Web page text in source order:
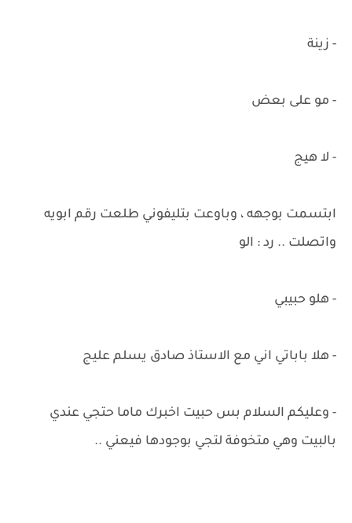
- زينة
- مو على بعض
- لا هيج
ابتسمت بوجهه ، وباوعت بتليفوني طلعت رقم ابويه
واتصلت .. رد : الو
- هلو حبيبي
- هلا باباتي اني مع الاستاذ صادق يسلم عليج
- وعليكم السلام بس حبيت اخبرك ماما حتجي عندي
بالبيت وهي متخوفة لتجي بوجودها فيعني ..